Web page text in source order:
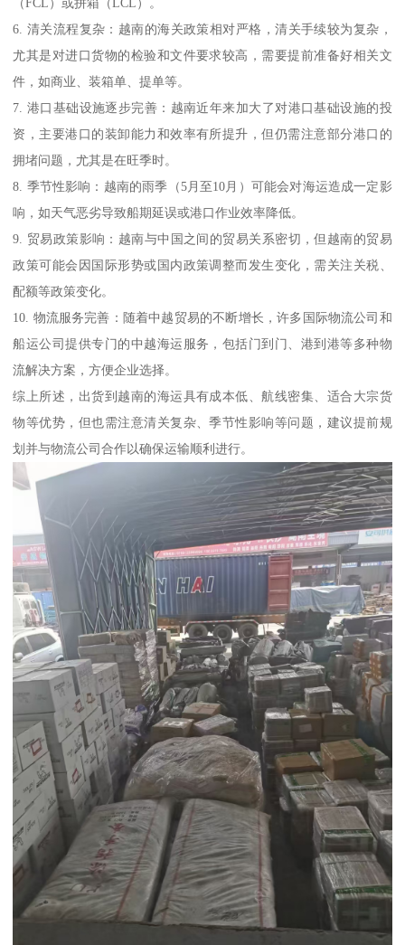
（FCL）或拼箱（LCL）。
6. 清关流程复杂：越南的海关政策相对严格，清关手续较为复杂，
尤其是对进口货物的检验和文件要求较高，需要提前准备好相关文
件，如商业、装箱单、提单等。
7. 港口基础设施逐步完善：越南近年来加大了对港口基础设施的投
资，主要港口的装卸能力和效率有所提升，但仍需注意部分港口的
拥堵问题，尤其是在旺季时。
8. 季节性影响：越南的雨季（5月至10月）可能会对海运造成一定影
响，如天气恶劣导致船期延误或港口作业效率降低。
9. 贸易政策影响：越南与中国之间的贸易关系密切，但越南的贸易
政策可能会因国际形势或国内政策调整而发生变化，需关注关税、
配额等政策变化。
10. 物流服务完善：随着中越贸易的不断增长，许多国际物流公司和
船运公司提供专门的中越海运服务，包括门到门、港到港等多种物
流解决方案，方便企业选择。
综上所述，出货到越南的海运具有成本低、航线密集、适合大宗货
物等优势，但也需注意清关复杂、季节性影响等问题，建议提前规
划并与物流公司合作以确保运输顺利进行。